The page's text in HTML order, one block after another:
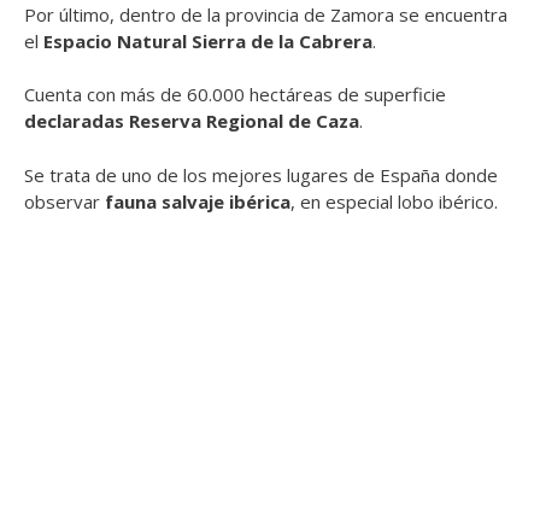
Por último, dentro de la provincia de Zamora se encuentra
el Espacio Natural Sierra de la Cabrera.
Cuenta con más de 60.000 hectáreas de superficie
declaradas Reserva Regional de Caza.
Se trata de uno de los mejores lugares de España donde
observar fauna salvaje ibérica, en especial lobo ibérico.